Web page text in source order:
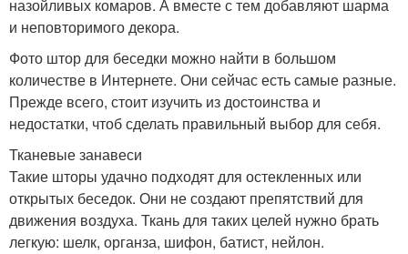
назойливых комаров. А вместе с тем добавляют шарма
и неповторимого декора.
Фото штор для беседки можно найти в большом
количестве в Интернете. Они сейчас есть самые разные.
Прежде всего, стоит изучить из достоинства и
недостатки, чтоб сделать правильный выбор для себя.
Тканевые занавеси
Такие шторы удачно подходят для остекленных или
открытых беседок. Они не создают препятствий для
движения воздуха. Ткань для таких целей нужно брать
легкую: шелк, органза, шифон, батист, нейлон.